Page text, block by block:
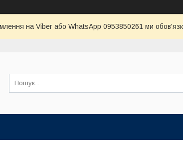
на Viber або WhatsApp 0953850261 ми